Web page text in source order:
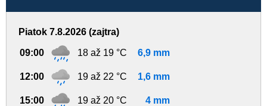
Piatok 7.8.2026 (zajtra)
09:00 18 až 19 °C 6,9 mm
12:00 19 až 22 °C 1,6 mm
15:00 19 až 20 °C 4 mm